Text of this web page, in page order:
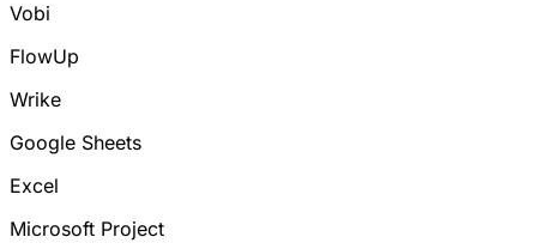
Vobi
FlowUp
Wrike
Google Sheets
Excel
Microsoft Project